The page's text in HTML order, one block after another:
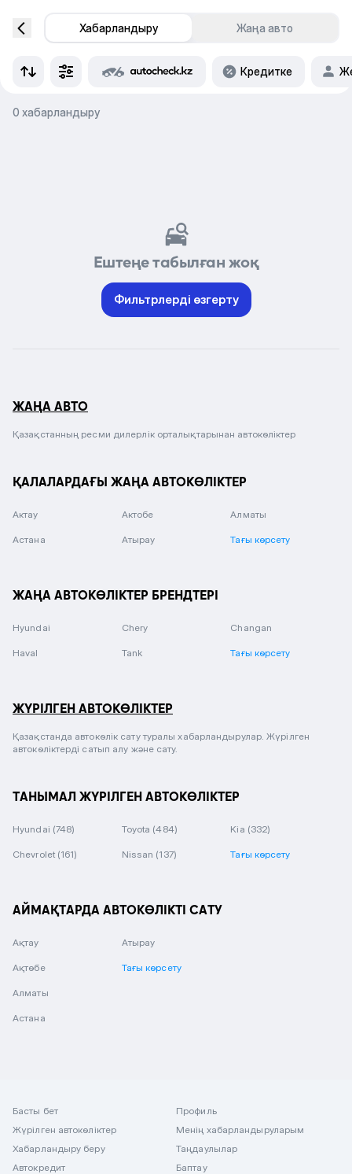
Хабарландыру Жаңа авто
Кредитке
0 хабарландыру
Ештеңе табылған жоқ
Фильтрлерді өзгерту
ЖАҢА АВТО
Қазақстанның ресми дилерлік орталықтарынан автокөліктер
ҚАЛАЛАРДАҒЫ ЖАҢА АВТОКӨЛІКТЕР
Актау Актобе Алматы
Астана Атырау Тағы көрсету
ЖАҢА АВТОКӨЛІКТЕР БРЕНДТЕРІ
Hyundai Chery Changan
Haval Tank Тағы көрсету
ЖҮРІЛГЕН АВТОКӨЛІКТЕР
Қазақстанда автокөлік сату туралы хабарландырулар. Жүрілген
автокөліктерді сатып алу және сату.
ТАНЫМАЛ ЖҮРІЛГЕН АВТОКӨЛІКТЕР
Hyundai (748) Toyota (484) Kia (332)
Chevrolet (161) Nissan (137) Тағы көрсету
АЙМАҚТАРДА АВТОКӨЛІКТІ САТУ
Ақтау
Ақтөбе
Алматы
Астана
Атырау
Тағы көрсету
Басты бет
Жүрілген автокөліктер
Хабарландыру беру
Автокредит
Профиль
Менің хабарландыруларым
Таңдаулылар
Баптау